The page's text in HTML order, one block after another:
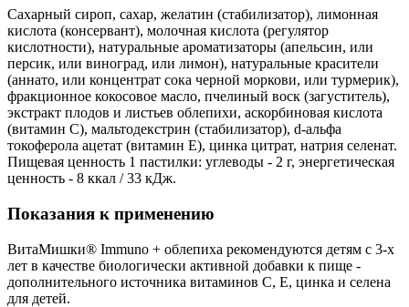
Сахарный сироп, сахар, желатин (стабилизатор), лимонная
кислота (консервант), молочная кислота (регулятор
кислотности), натуральные ароматизаторы (апельсин, или
персик, или виноград, или лимон), натуральные красители
(аннато, или концентрат сока черной моркови, или турмерик),
фракционное кокосовое масло, пчелиный воск (загуститель),
экстракт плодов и листьев облепихи, аскорбиновая кислота
(витамин C), мальтодекстрин (стабилизатор), d-альфа
токоферола ацетат (витамин Е), цинка цитрат, натрия селенат.
Пищевая ценность 1 пастилки: углеводы - 2 г, энергетическая
ценность - 8 ккал / 33 кДж.
Показания к применению
ВитаМишки® Immuno + облепиха рекомендуются детям с 3-х
лет в качестве биологически активной добавки к пище -
дополнительного источника витаминов С, Е, цинка и селена
для детей.